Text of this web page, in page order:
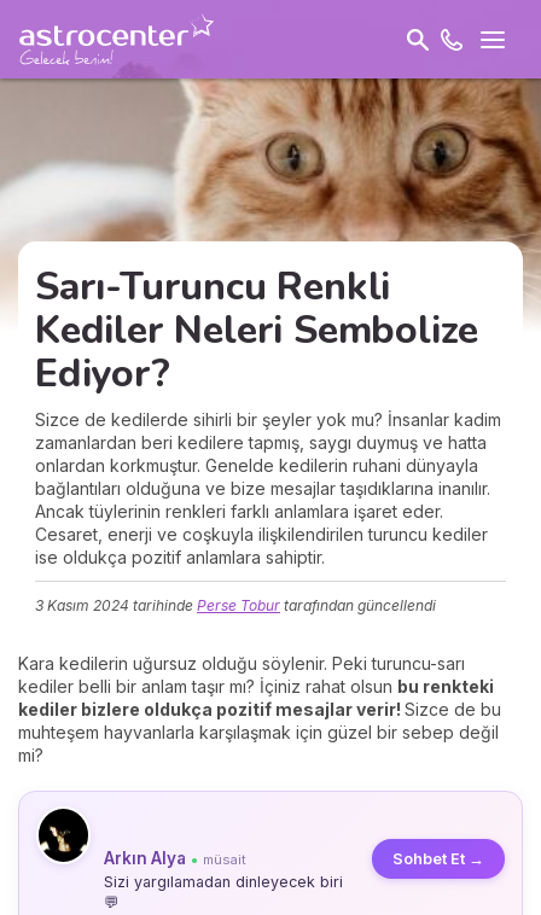
Sarı-Turuncu Renkli
Kediler Neleri Sembolize
Ediyor?
Sizce de kedilerde sihirli bir şeyler yok mu? İnsanlar kadim
zamanlardan beri kedilere tapmış, saygı duymuş ve hatta
onlardan korkmuştur. Genelde kedilerin ruhani dünyayla
bağlantıları olduğuna ve bize mesajlar taşıdıklarına inanılır.
Ancak tüylerinin renkleri farklı anlamlara işaret eder.
Cesaret, enerji ve coşkuyla ilişkilendirilen turuncu kediler
ise oldukça pozitif anlamlara sahiptir.
3 Kasım 2024 tarihinde Perse Tobur tarafından güncellendi
Kara kedilerin uğursuz olduğu söylenir. Peki turuncu-sarı
kediler belli bir anlam taşır mı? İçiniz rahat olsun bu renkteki
kediler bizlere oldukça pozitif mesajlar verir! Sizce de bu
muhteşem hayvanlarla karşılaşmak için güzel bir sebep değil
mi?
Arkın Alya ● müsait
Sizi yargılamadan dinleyecek biri
💬
Sohbet Et →